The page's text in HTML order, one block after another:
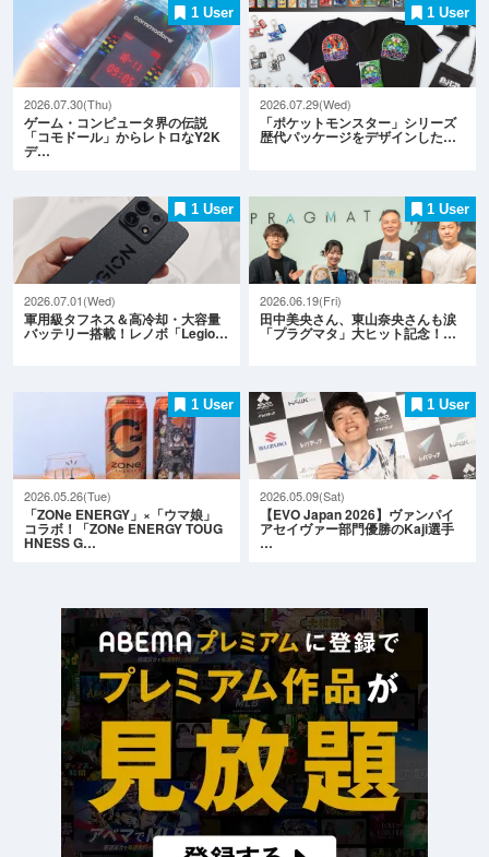
1 User
2026.07.30(Thu)
ゲーム・コンピュータ界の伝説
「コモドール」からレトロなY2K
デ…
1 User
2026.07.29(Wed)
「ポケットモンスター」シリーズ
歴代パッケージをデザインした…
1 User
2026.07.01(Wed)
軍用級タフネス＆高冷却・大容量
バッテリー搭載！レノボ「Legio…
1 User
2026.06.19(Fri)
田中美央さん、東山奈央さんも涙
「プラグマタ」大ヒット記念！…
1 User
2026.05.26(Tue)
「ZONe ENERGY」×「ウマ娘」
コラボ！「ZONe ENERGY TOUG
HNESS G…
1 User
2026.05.09(Sat)
【EVO Japan 2026】ヴァンパイ
アセイヴァー部門優勝のKaji選手
…